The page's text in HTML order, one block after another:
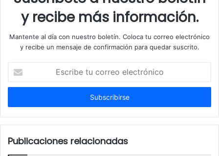
y recibe más información.
Mantente al día con nuestro boletín. Coloca tu correo electrónico
y recibe un mensaje de confirmación para quedar suscrito.
correo
Publicaciones relacionadas